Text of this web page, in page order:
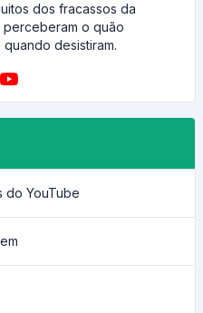
dos fracassos da
o quão
desistiram.
do YouTube